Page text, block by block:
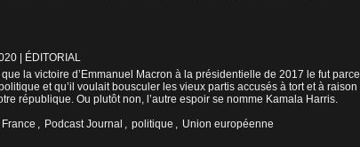
ÉDITORIAL
que la victoire d’Emmanuel Macron à la présidentielle de 2017 le fut parce
et qu’il voulait bousculer les vieux partis accusés à tort et à raison
république. Ou plutôt non, l’autre espoir se nomme Kamala Harris.
France , Podcast Journal , politique , Union européenne